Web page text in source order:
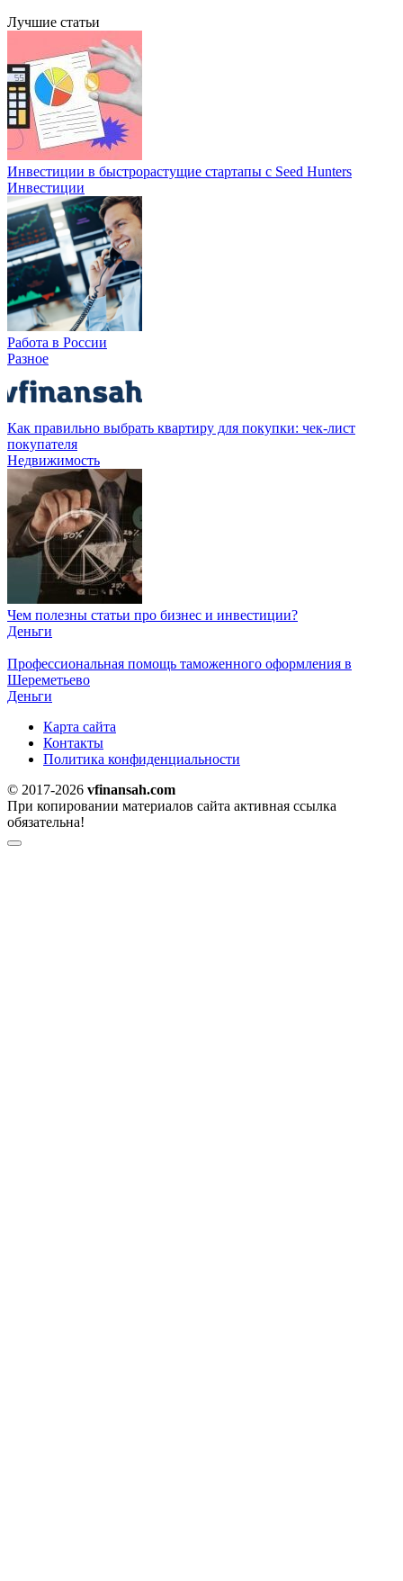
Лучшие статьи
Инвестиции в быстрорастущие стартапы с Seed Hunters
Инвестиции
Работа в России
Разное
Как правильно выбрать квартиру для покупки: чек-лист
покупателя
Недвижимость
Чем полезны статьи про бизнес и инвестиции?
Деньги
Профессиональная помощь таможенного оформления в
Шереметьево
Деньги
Карта сайта
Контакты
Политика конфиденциальности
© 2017-2026 vfinansah.com
При копировании материалов сайта активная ссылка
обязательна!